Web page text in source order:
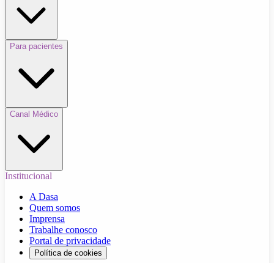
Para pacientes
Canal Médico
Institucional
A Dasa
Quem somos
Imprensa
Trabalhe conosco
Portal de privacidade
Política de cookies